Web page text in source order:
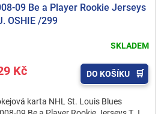
09 Be a Player Rookie Jerseys
OSHIE /299
SKLADEM
Kč DO KOŠÍKU
karta NHL St. Louis Blues